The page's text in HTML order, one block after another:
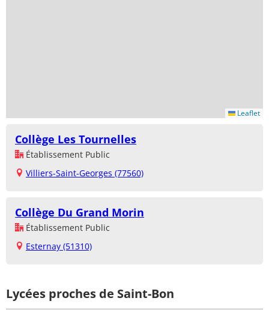
Leaflet
Collège Les Tournelles
Établissement Public
Villiers-Saint-Georges (77560)
Collège Du Grand Morin
Établissement Public
Esternay (51310)
Lycées proches de Saint-Bon